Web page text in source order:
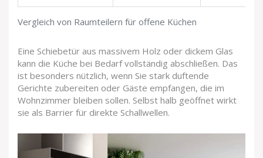
Vergleich von Raumteilern für offene Küchen
Eine Schiebetür aus massivem Holz oder dickem Glas
kann die Küche bei Bedarf vollständig abschließen. Das
ist besonders nützlich, wenn Sie stark duftende
Gerichte zubereiten oder Gäste empfangen, die im
Wohnzimmer bleiben sollen. Selbst halb geöffnet wirkt
sie als Barrier für direkte Schallwellen.